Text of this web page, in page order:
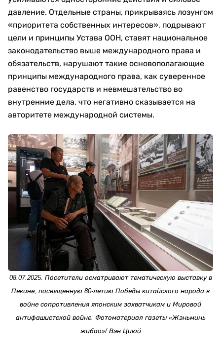
давление. Отдельные страны, прикрываясь лозунгом
«приоритета собственных интересов», подрывают
цели и принципы Устава ООН, ставят национальное
законодательство выше международного права и
обязательств, нарушают такие основополагающие
принципы международного права, как суверенное
равенство государств и невмешательство во
внутренние дела, что негативно сказывается на
авторитете международной системы.
08.07.2025. Посетители осматривают тематическую выставку в
Пекине, посвященную 80-летию Победы китайского народа в
войне сопротивления японским захватчикам и Мировой
антифашистской войне. Фотоматериал газеты «Жэньминь
жибао»/ Вэн Циюй